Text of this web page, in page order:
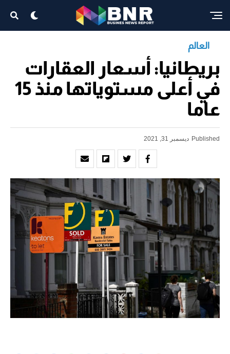
العالم
بريطانيا: أسعار العقارات
في أعلى مستوياتها منذ 15
عاما
Published ديسمبر 31, 2021